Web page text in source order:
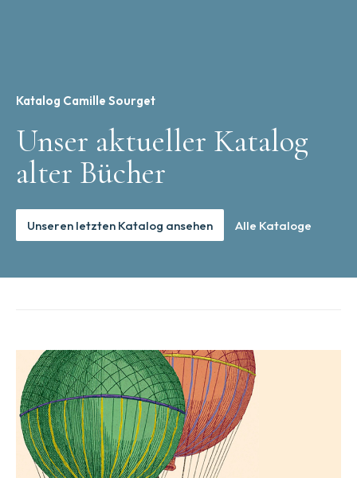
Katalog Camille Sourget
Unser aktueller Katalog
alter Bücher
Unseren letzten Katalog ansehen Alle Kataloge